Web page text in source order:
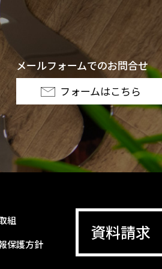
メールフォームでのお問合せ
フォームはこちら
組
保護方針
資料請求